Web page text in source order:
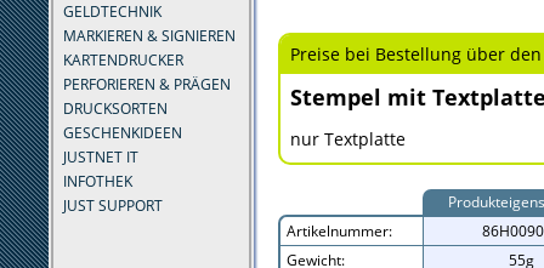
GELDTECHNIK
MARKIEREN & SIGNIEREN
KARTENDRUCKER
PERFORIEREN & PRÄGEN
DRUCKSORTEN
GESCHENKIDEEN
JUSTNET IT
INFOTHEK
JUST SUPPORT
Preise bei Bestellung über
Stempel mit
nur Textplatte
Artikelnummer:
Gewicht:
55g